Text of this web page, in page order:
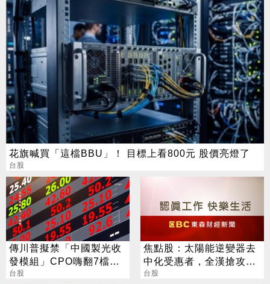
花旗喊買「這檔BBU」！ 目標上看800元 股價亮燈了
台股
傳川普擬禁「中國製光收
發模組」CPO嗨翻7檔攻
漲停
台股
焦點股：太陽能逆變器去
中化受惠者，全漢搶攻AI
電源領域商機，股價觸及
台股